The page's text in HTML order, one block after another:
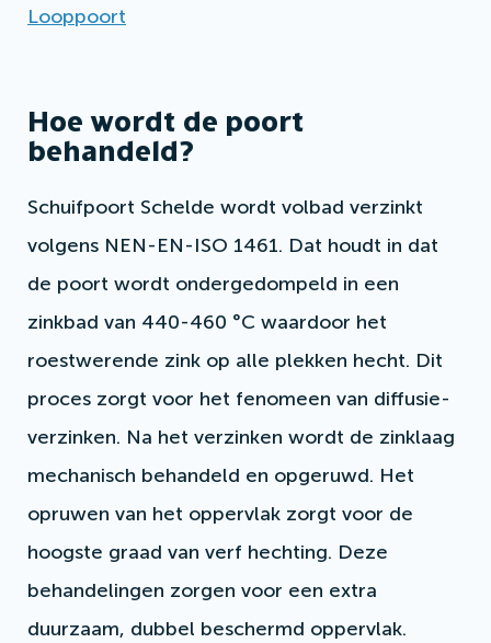
Looppoort
Hoe wordt de poort
behandeld?
Schuifpoort Schelde wordt volbad verzinkt
volgens NEN-EN-ISO 1461. Dat houdt in dat
de poort wordt ondergedompeld in een
zinkbad van 440-460 °C waardoor het
roestwerende zink op alle plekken hecht. Dit
proces zorgt voor het fenomeen van diffusie-
verzinken. Na het verzinken wordt de zinklaag
mechanisch behandeld en opgeruwd. Het
opruwen van het oppervlak zorgt voor de
hoogste graad van verf hechting. Deze
behandelingen zorgen voor een extra
duurzaam, dubbel beschermd oppervlak.